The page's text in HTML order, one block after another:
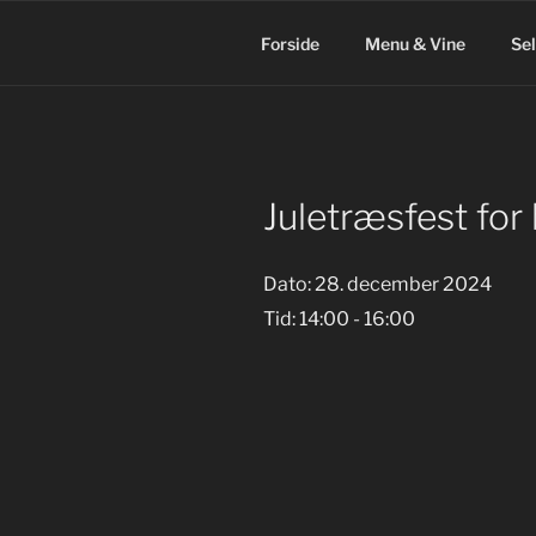
Forside Menu & Vine
Juletræsfest for
Dato: 28. december 2024
Tid: 14:00 - 16:00